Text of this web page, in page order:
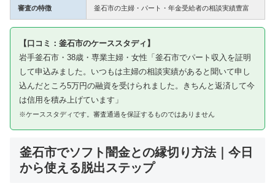
審査の特徴 釜石市の主婦・パート・年金受給者の相談実績豊富
【口コミ：釜石市のケーススタディ】
岩手釜石市・38歳・専業主婦・女性「釜石市でパート収入を証明
して申込みました。いつもは主婦の相談実績があると聞いて申し
込んだところ5万円の融資を受けられました。きちんと返済して今
は信用を積み上げています」
※ケーススタディです。審査通過を保証するものではありません
釜石市でソフト闇金との縁切り方法｜今日
から使える脱出ステップ